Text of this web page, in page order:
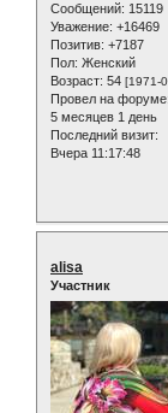
Сообщений: 15119
Уважение: +16469
Позитив: +7187
Пол: Женский
Возраст: 54 [1971-
Провел на форуме:
5 месяцев 1 день
Последний визит:
Вчера 11:17:48
alisa
Участник